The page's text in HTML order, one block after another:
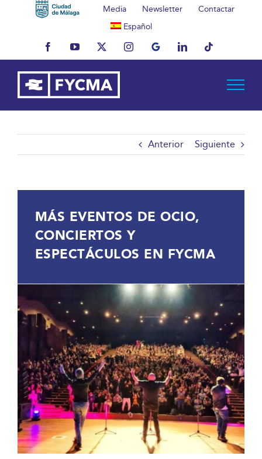
Media Newsletter
Contactar
Español
FacebookYouTubeX InstagramMyBusinessLinkedInTiktok
Anterior Siguiente
MÁS EVENTOS DE OCIO,
CONCIERTOS Y
ESPECTÁCULOS EN FYCMA